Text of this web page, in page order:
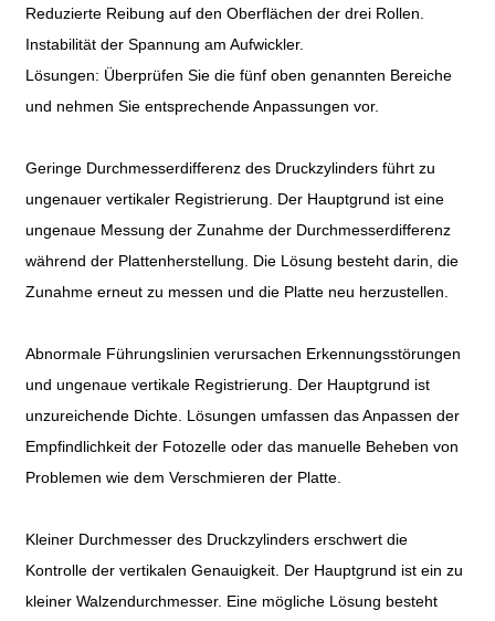
Reduzierte Reibung auf den Oberflächen der drei Rollen.
Instabilität der Spannung am Aufwickler.
Lösungen: Überprüfen Sie die fünf oben genannten Bereiche
und nehmen Sie entsprechende Anpassungen vor.
Geringe Durchmesserdifferenz des Druckzylinders führt zu
ungenauer vertikaler Registrierung. Der Hauptgrund ist eine
ungenaue Messung der Zunahme der Durchmesserdifferenz
während der Plattenherstellung. Die Lösung besteht darin, die
Zunahme erneut zu messen und die Platte neu herzustellen.
Abnormale Führungslinien verursachen Erkennungsstörungen
und ungenaue vertikale Registrierung. Der Hauptgrund ist
unzureichende Dichte. Lösungen umfassen das Anpassen der
Empfindlichkeit der Fotozelle oder das manuelle Beheben von
Problemen wie dem Verschmieren der Platte.
Kleiner Durchmesser des Druckzylinders erschwert die
Kontrolle der vertikalen Genauigkeit. Der Hauptgrund ist ein zu
kleiner Walzendurchmesser. Eine mögliche Lösung besteht